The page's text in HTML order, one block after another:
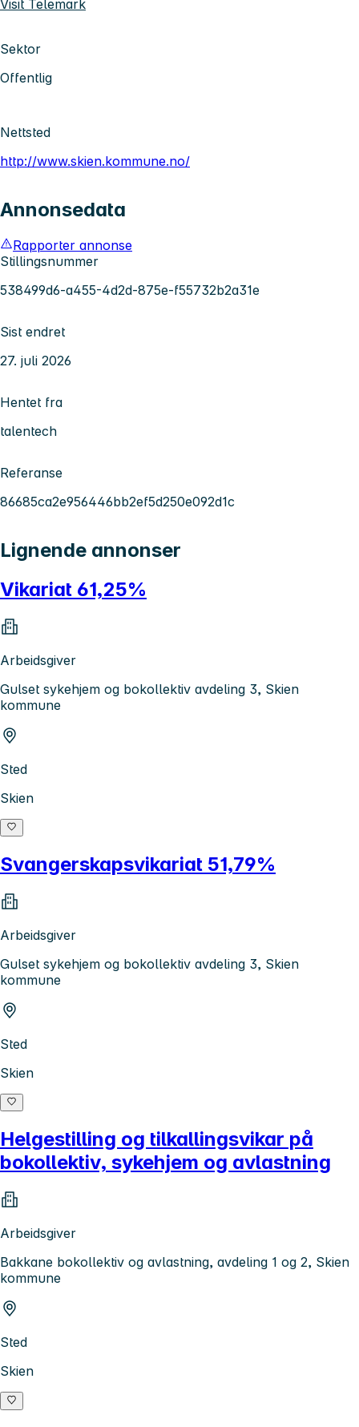
Visit Telemark
Sektor
Offentlig
Nettsted
http://www.skien.kommune.no/
Annonsedata
Rapporter annonse
Stillingsnummer
538499d6-a455-4d2d-875e-f55732b2a31e
Sist endret
27. juli 2026
Hentet fra
talentech
Referanse
86685ca2e956446bb2ef5d250e092d1c
Lignende annonser
Vikariat 61,25%
Arbeidsgiver
Gulset sykehjem og bokollektiv avdeling 3, Skien
kommune
Sted
Skien
Svangerskapsvikariat 51,79%
Arbeidsgiver
Gulset sykehjem og bokollektiv avdeling 3, Skien
kommune
Sted
Skien
Helgestilling og tilkallingsvikar på
bokollektiv, sykehjem og avlastning
Arbeidsgiver
Bakkane bokollektiv og avlastning, avdeling 1 og 2, Skien
kommune
Sted
Skien